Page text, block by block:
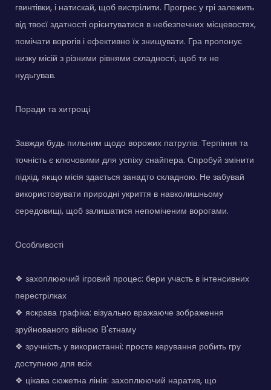
гвинтівки, і натискай, щоб вистрілити. Прогрес у грі залежить
від твоєї здатності орієнтуватися в небезпечних місцевостях,
помічати ворогів і ефективно їх знищувати. Гра пропонує
низку місій з різними рівнями складності, щоб ти не
нудьгував.
Поради та хитрощі
Завжди будь пильним щодо ворожих патрулів. Терпіння та
точність є ключовими для успіху снайпера. Спробуй змінити
підхід, якщо місія здається занадто складною. Не забувай
використовувати природні укриття в навколишньому
середовищі, щоб залишатися непоміченим ворогами.
Особливості
❖ захоплюючий ігровий процес: бери участь в інтенсивних
перестрілках
❖ яскрава графіка: візуально вражаюче зображення
зруйнованого війною В'єтнаму
❖ зручність у використанні: просте керування робить гру
доступною для всіх
❖ цікава сюжетна лінія: захоплюючий наратив, що